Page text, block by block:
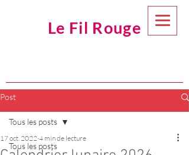
Le Fil Rouge
Post
Tous les posts
Tous les posts
17 oct. 2022 4 min de lecture